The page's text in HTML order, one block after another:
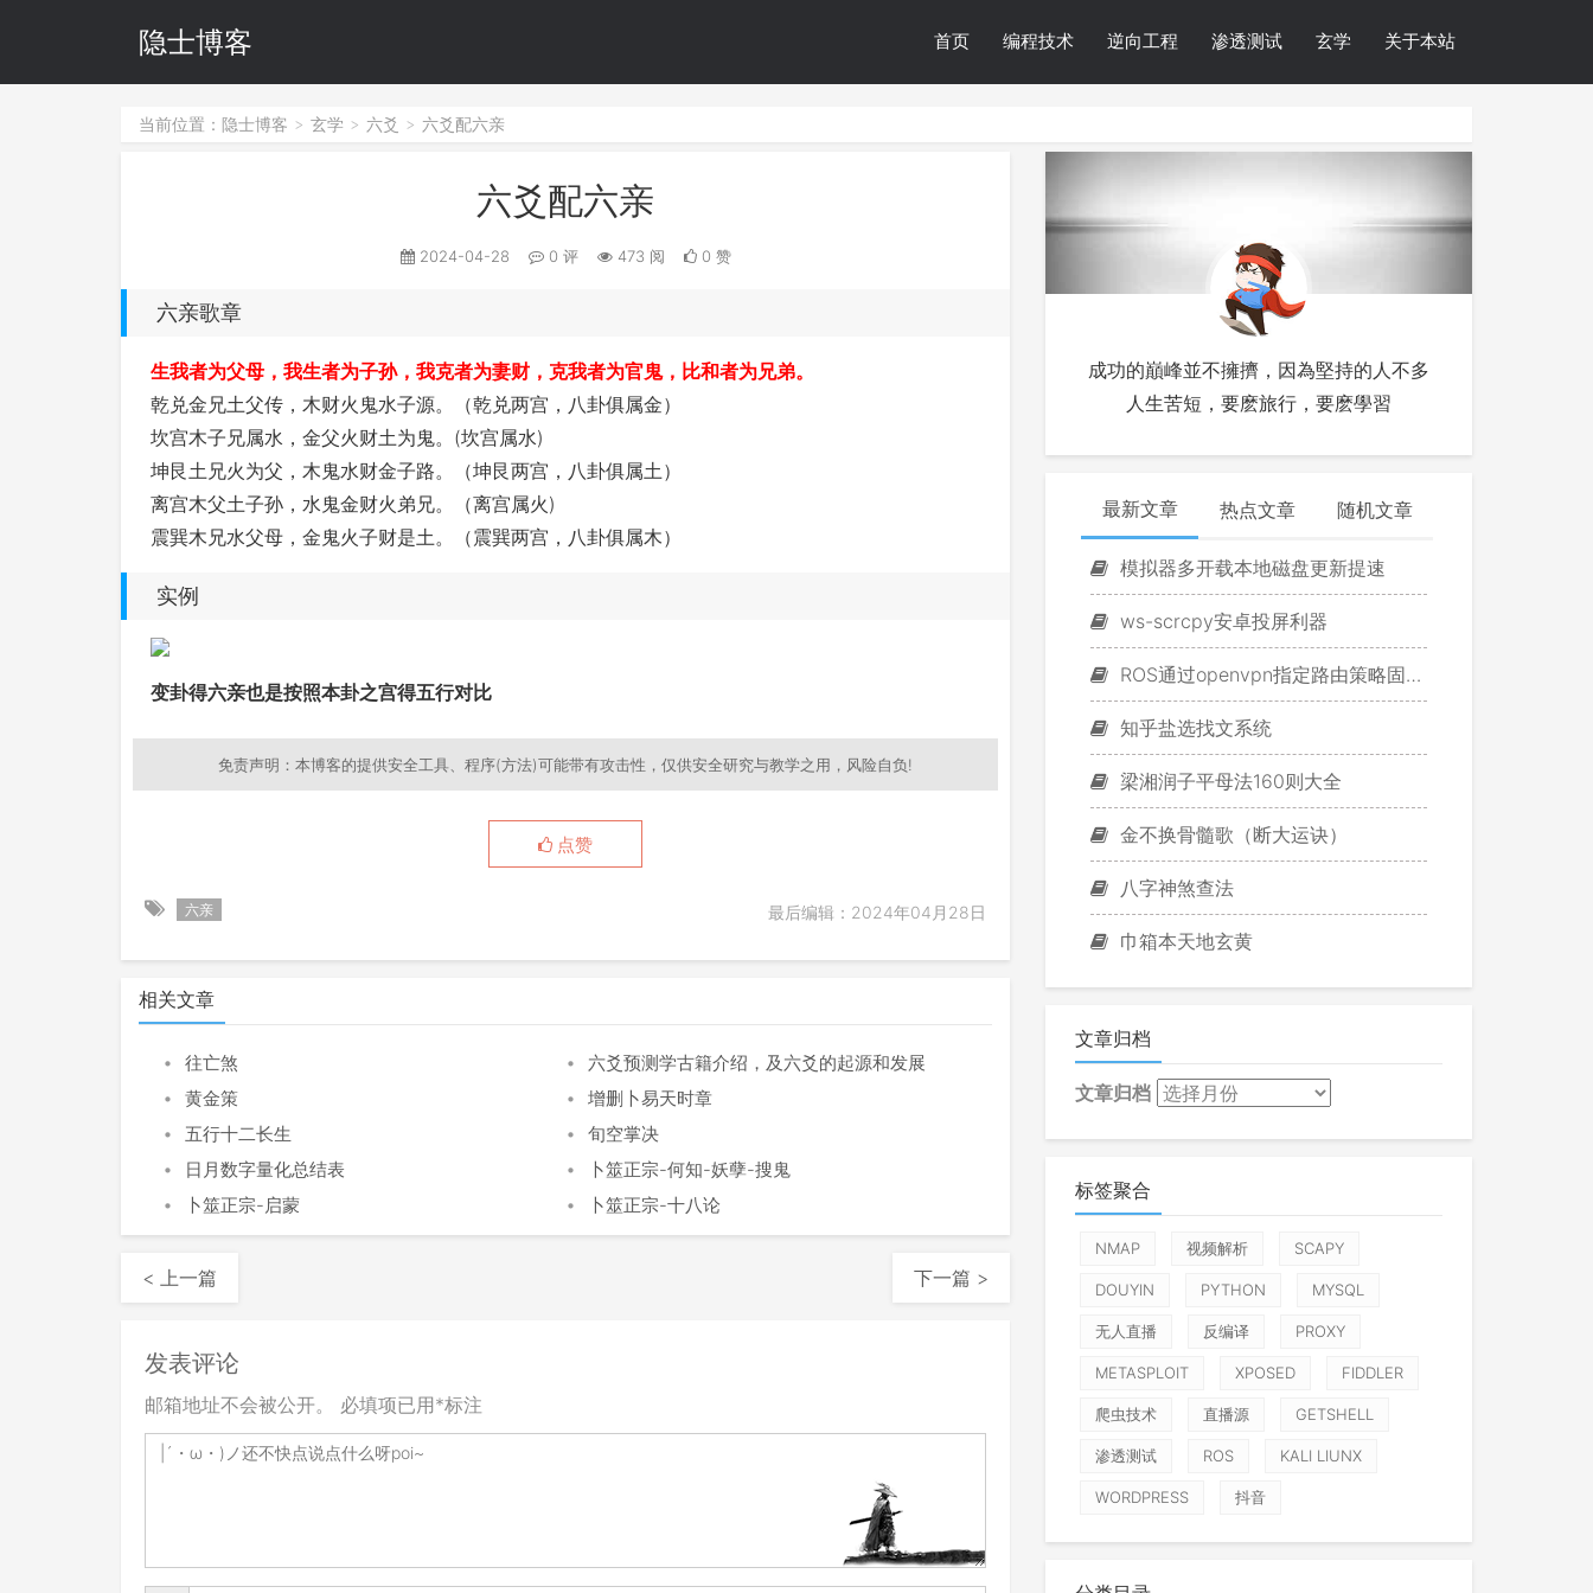
隐士博客 首页 编程技术 逆向工程 渗透测试 玄学 关于本站
当前位置： 隐士博客 > 玄学 > 六爻 > 六爻配六亲
六爻配六亲
2024-04-28 0 评 473 阅 0 赞
六亲歌章
生我者为父母，我生者为子孙，我克者为妻财，克我者为官鬼，比和者为兄弟。
乾兑金兄土父传，木财火鬼水子源。（乾兑两宫，八卦俱属金）
坎宫木子兄属水，金父火财土为鬼。(坎宫属水)
坤艮土兄火为父，木鬼水财金子路。（坤艮两宫，八卦俱属土）
离宫木父土子孙，水鬼金财火弟兄。（离宫属火)
震巽木兄水父母，金鬼火子财是土。（震巽两宫，八卦俱属木）
实例
变卦得六亲也是按照本卦之宫得五行对比
免责声明：本博客的提供安全工具、程序(方法)可能带有攻击性，仅供安全研究与教学之用，风险自负!
点赞
六亲 最后编辑：2024年04月28日
相关文章
• 往亡煞 • 六爻预测学古籍介绍，及六爻的起源和发展
• 黄金策 • 增删卜易天时章
• 五行十二长生 • 旬空掌决
• 日月数字量化总结表 • 卜筮正宗-何知-妖孽-搜鬼
• 卜筮正宗-启蒙 • 卜筮正宗-十八论
< 上一篇 下一篇 >
发表评论
邮箱地址不会被公开。 必填项已用*标注
成功的巔峰並不擁擠，因為堅持的人不多
人生苦短，要麽旅行，要麽學習
最新文章 热点文章 随机文章
模拟器多开载本地磁盘更新提速
ws-scrcpy安卓投屏利器
ROS通过openvpn指定路由策略固定游戏IP
知乎盐选找文系统
梁湘润子平母法160则大全
金不换骨髓歌（断大运诀）
八字神煞查法
巾箱本天地玄黄
文章归档
文章归档
标签聚合
NMAP 视频解析 SCAPY
DOUYIN PYTHON MYSQL
无人直播 反编译 PROXY
METASPLOIT XPOSED FIDDLER
爬虫技术 直播源 GETSHELL
渗透测试 ROS KALI LIUNX
WORDPRESS 抖音